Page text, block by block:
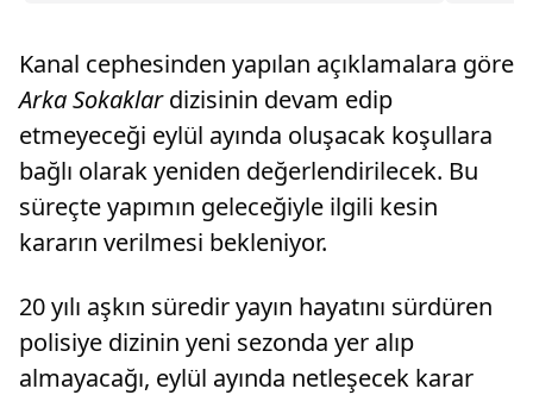
oldu.
Kanal cephesinden yapılan açıklamalara göre
Arka Sokaklardizisinin devam edip
etmeyeceği eylül ayında oluşacak koşullara
bağlı olarak yeniden değerlendirilecek. Bu
süreçte yapımın geleceğiyle ilgili kesin
kararın verilmesi bekleniyor.
20 yılı aşkın süredir yayın hayatını sürdüren
polisiye dizinin yeni sezonda yer alıp
almayacağı, eylül ayında netleşecek karar